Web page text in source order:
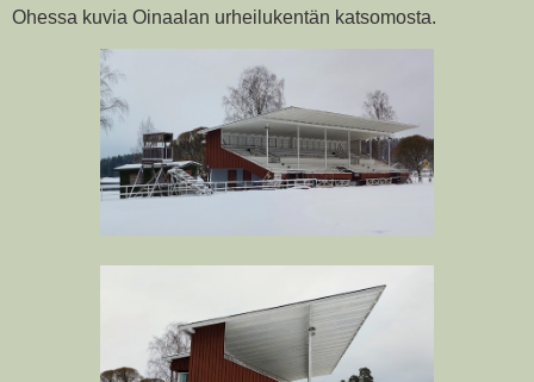
Ohessa kuvia Oinaalan urheilukentän katsomosta.